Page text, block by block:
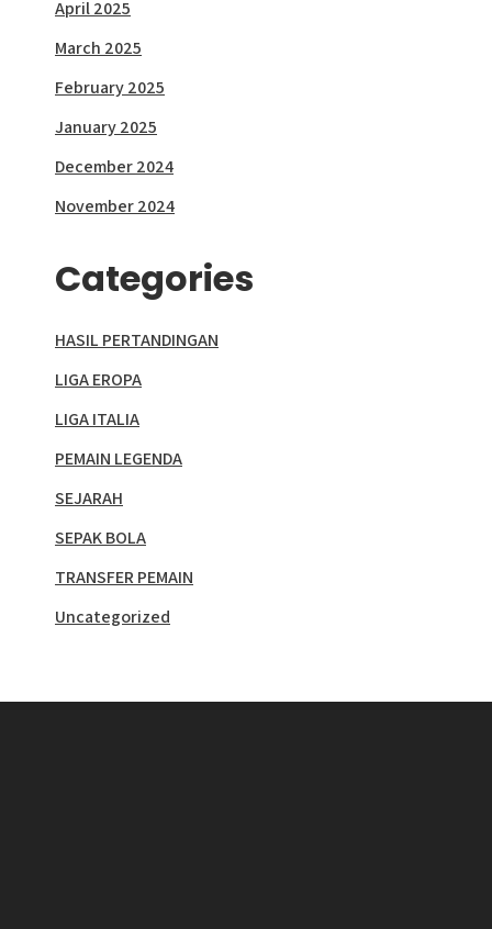
April 2025
March 2025
February 2025
January 2025
December 2024
November 2024
Categories
HASIL PERTANDINGAN
LIGA EROPA
LIGA ITALIA
PEMAIN LEGENDA
SEJARAH
SEPAK BOLA
TRANSFER PEMAIN
Uncategorized